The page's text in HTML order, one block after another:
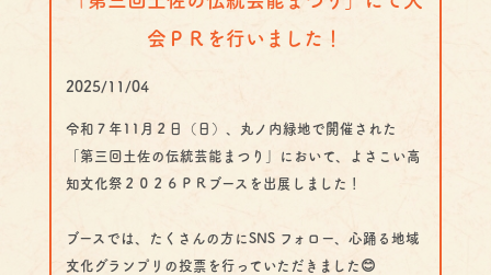
会ＰＲを行いました！
2025/11/04
令和７年11月２日（日）、丸ノ内緑地で開催された
「第三回土佐の伝統芸能まつり」において、よさこい高
知文化祭２０２６ＰＲブースを出展しました！
ブースでは、たくさんの方にSNS フォロー、心踊る地域
文化グランプリの投票を行っていただきました😊